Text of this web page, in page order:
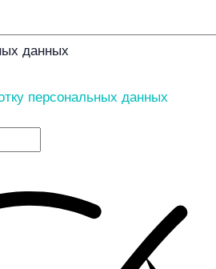
данных
персональных данных